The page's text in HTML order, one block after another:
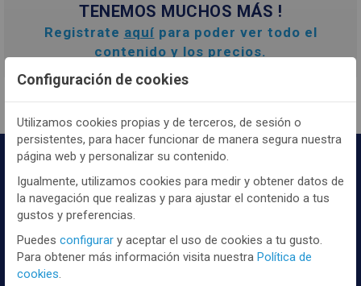
TENEMOS MUCHOS MÁS !
Registrate aquí para poder ver todo el
contenido y los precios.
Distribuidor y mayorista textil de las mejores
marcaas de ropa y complementos del
Configuración de cookies
Utilizamos cookies propias y de terceros, de sesión o
persistentes, para hacer funcionar de manera segura nuestra
página web y personalizar su contenido.
Igualmente, utilizamos cookies para medir y obtener datos de
la navegación que realizas y para ajustar el contenido a tus
gustos y preferencias.
Puedes configurar y aceptar el uso de cookies a tu gusto.
Para obtener más información visita nuestra Política de
cookies